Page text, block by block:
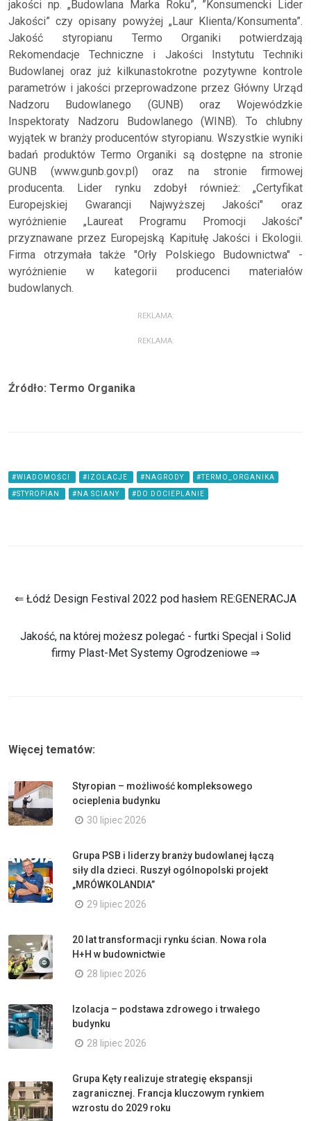
jakości np. „Budowlana Marka Roku”, ”Konsumencki Lider
Jakości” czy opisany powyżej „Laur Klienta/Konsumenta”.
Jakość styropianu Termo Organiki potwierdzają
Rekomendacje Techniczne i Jakości Instytutu Techniki
Budowlanej oraz już kilkunastokrotne pozytywne kontrole
parametrów i jakości przeprowadzone przez Główny Urząd
Nadzoru Budowlanego (GUNB) oraz Wojewódzkie
Inspektoraty Nadzoru Budowlanego (WINB). To chlubny
wyjątek w branży producentów styropianu. Wszystkie wyniki
badań produktów Termo Organiki są dostępne na stronie
GUNB (www.gunb.gov.pl) oraz na stronie firmowej
producenta. Lider rynku zdobył również: „Certyfikat
Europejskiej Gwarancji Najwyższej Jakości" oraz
wyróżnienie „Laureat Programu Promocji Jakości"
przyznawane przez Europejską Kapitułę Jakości i Ekologii.
Firma otrzymała także "Orły Polskiego Budownictwa" -
wyróżnienie w kategorii producenci materiałów
budowlanych.
REKLAMA:
REKLAMA:
Źródło: Termo Organika
#WIADOMOŚCI #IZOLACJE #NAGRODY #TERMO_ORGANIKA
#STYROPIAN #NA SCIANY #DO DOCIEPLANIE
⇐ Łódź Design Festival 2022 pod hasłem RE:GENERACJA
Jakość, na której możesz polegać - furtki Specjal i Solid
firmy Plast-Met Systemy Ogrodzeniowe ⇒
Więcej tematów:
Styropian – możliwość kompleksowego
ocieplenia budynku
30 lipiec 2026
Grupa PSB i liderzy branży budowlanej łączą
siły dla dzieci. Ruszył ogólnopolski projekt
„MRÓWKOLANDIA”
29 lipiec 2026
20 lat transformacji rynku ścian. Nowa rola
H+H w budownictwie
28 lipiec 2026
Izolacja – podstawa zdrowego i trwałego
budynku
28 lipiec 2026
Grupa Kęty realizuje strategię ekspansji
zagranicznej. Francja kluczowym rynkiem
wzrostu do 2029 roku